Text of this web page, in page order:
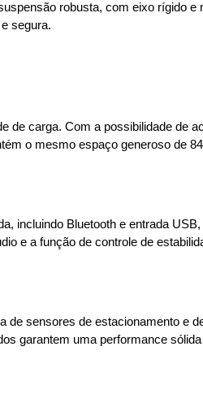
robusta, com eixo rígido e
segura.
de carga. Com a possibilidade de
o mesmo espaço generoso de
incluindo Bluetooth e entrada
e a função de controle de
de sensores de estacionamento e
garantem uma performance